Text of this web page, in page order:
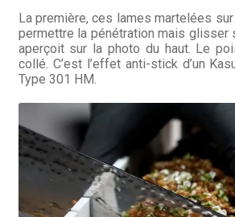
La première, ces lames martelées
permettre la pénétration mais glisser
aperçoit sur la photo du haut. Le
collé. C’est l’effet anti-stick d’un
Type 301 HM.